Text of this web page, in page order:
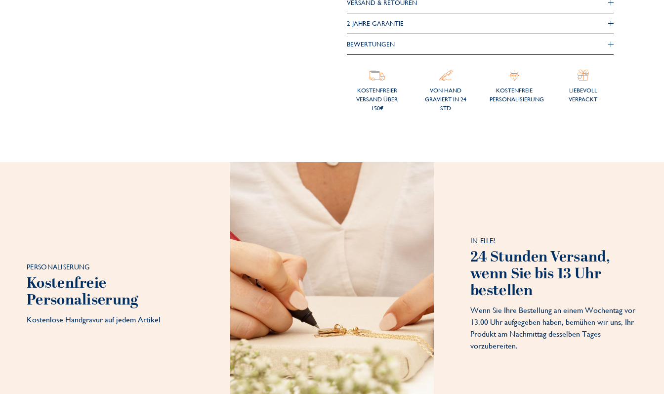
VERSAND & RETOUREN
2 JAHRE GARANTIE
BEWERTUNGEN
KOSTENFREIER
VERSAND ÜBER
150€
VON HAND
GRAVIERT IN 24
STD
KOSTENFREIE
PERSONALISIERUNG
LIEBEVOLL
VERPACKT
PERSONALISERUNG
Kostenfreie
Personaliserung
Kostenlose Handgravur auf jedem Artikel
IN EILE?
24 Stunden Versand,
wenn Sie bis 13 Uhr
bestellen
Wenn Sie Ihre Bestellung an einem Wochentag vor
13.00 Uhr aufgegeben haben, bemühen wir uns, Ihr
Produkt am Nachmittag desselben Tages
vorzubereiten.